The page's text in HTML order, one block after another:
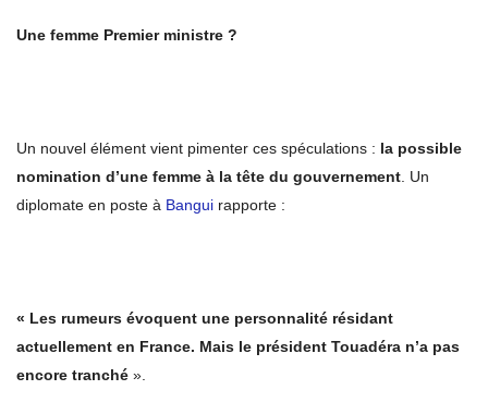
Une femme Premier ministre ?
Un nouvel élément vient pimenter ces spéculations : la possible
nomination d’une femme à la tête du gouvernement. Un
diplomate en poste à Bangui rapporte :
« Les rumeurs évoquent une personnalité résidant
actuellement en France. Mais le président Touadéra n’a pas
encore tranché ».